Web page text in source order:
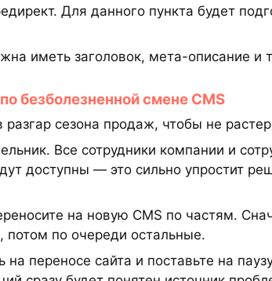
Для данного пункта будет
иметь заголовок, мета-описание и
безболезненной смене CMS
сезона продаж, чтобы не
Все сотрудники компании и
доступны — это сильно упростит
на новую CMS по частям.
по очереди остальные.
переносе сайта и поставьте на